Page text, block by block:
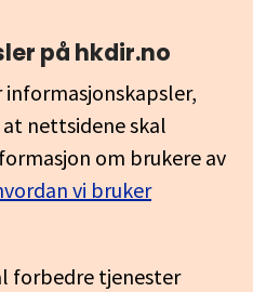
på hkdir.no
nettsidene skal
om brukere av
vi bruker
forbedre tjenester